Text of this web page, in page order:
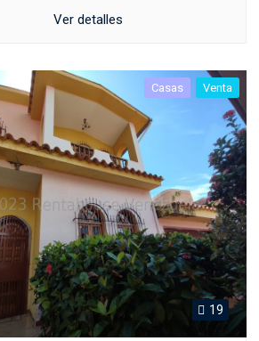
Ver detalles
Casas Venta
19